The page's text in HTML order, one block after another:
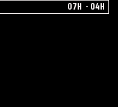
07H - 04H